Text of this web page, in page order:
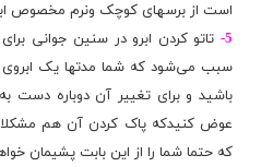
است از برسهای کوچک ونرم مخصوص
5- تاتو کردن ابرو در سنین جوانی
سبب می‌شود که شما مدتها یک ابروی
باشید و برای تغییر آن دوباره دست
عوض کنیدکه پاک کردن آن هم
که حتما شما را از این بابت پشیمان